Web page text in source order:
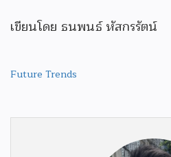
เขียนโดย ธนพนธ์ หัสกรรัตน์
Future Trends